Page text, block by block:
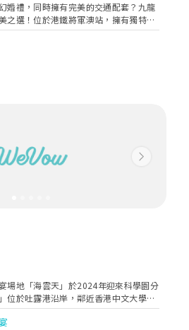
婚禮，同時擁有完美的交通配套？九龍
之選！位於港鐵將軍澳站，擁有獨特的
。致力為追求完美的新人全方位，締造
婚禮，為摰愛親朋帶來全新的甜蜜驚
草作見證，在藍天白雲下締結婚約，舉
Next
場地「海雲天」於2024年迎來科學園分
位於吐露港沿岸，鄰近香港中文大學，
直達大學火車站只需3分鐘，而直達沙
薈面積達5000多呎，可連開 32席，場